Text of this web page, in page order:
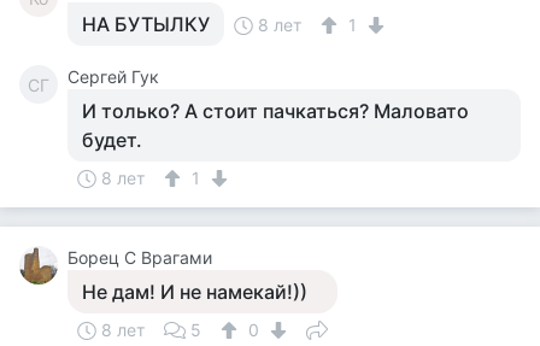
НА БУТЫЛКУ 8 лет 1
СГ Сергей Гук
И только? А стоит пачкаться? Маловато
будет.
8 лет 1
Борец С Врагами
Не дам! И не намекай!))
8 лет 5 0